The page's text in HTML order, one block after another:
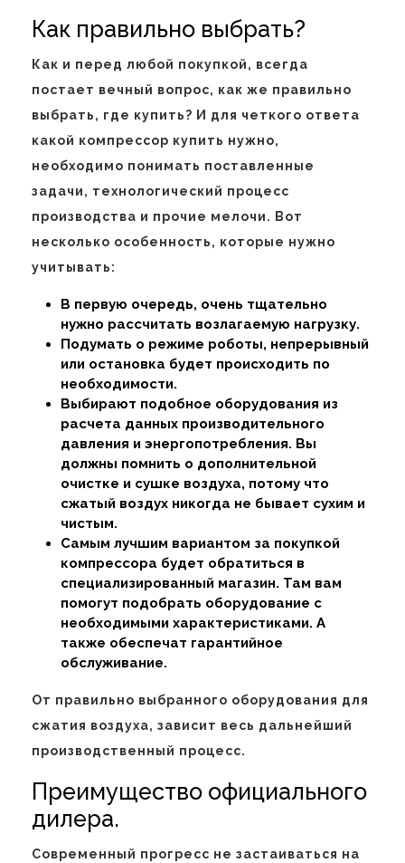
Как правильно выбрать?
Как и перед любой покупкой, всегда
постает вечный вопрос, как же правильно
выбрать, где купить? И для четкого ответа
какой компрессор купить нужно,
необходимо понимать поставленные
задачи, технологический процесс
производства и прочие мелочи. Вот
несколько особенность, которые нужно
учитывать:
В первую очередь, очень тщательно
нужно рассчитать возлагаемую нагрузку.
Подумать о режиме роботы, непрерывный
или остановка будет происходить по
необходимости.
Выбирают подобное оборудования из
расчета данных производительного
давления и энергопотребления. Вы
должны помнить о дополнительной
очистке и сушке воздуха, потому что
сжатый воздух никогда не бывает сухим и
чистым.
Самым лучшим вариантом за покупкой
компрессора будет обратиться в
специализированный магазин. Там вам
помогут подобрать оборудование с
необходимыми характеристиками. А
также обеспечат гарантийное
обслуживание.
От правильно выбранного оборудования для
сжатия воздуха, зависит весь дальнейший
производственный процесс.
Преимущество официального
дилера.
Современный прогресс не застаиваться на